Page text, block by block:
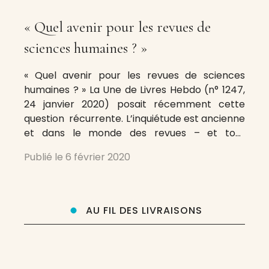
« Quel avenir pour les revues de
sciences humaines ? »
« Quel avenir pour les revues de sciences
humaines ? » La Une de Livres Hebdo (n° 1247,
24 janvier 2020) posait récemment cette
question récurrente. L’inquiétude est ancienne
et dans le monde des revues – et tout
nombreuses réflexions, idées et débats. Ces
Publié le 6 février 2020
AU FIL DES LIVRAISONS